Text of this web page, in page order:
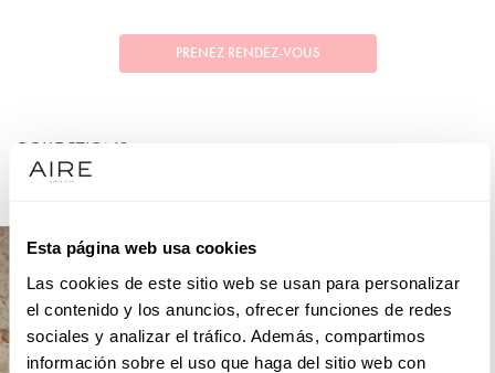
Esta página web usa cookies
Las cookies de este sitio web se usan para personalizar
el contenido y los anuncios, ofrecer funciones de redes
sociales y analizar el tráfico. Además, compartimos
información sobre el uso que haga del sitio web con
PRENEZ RENDEZ-VOUS
COLLECTIONS